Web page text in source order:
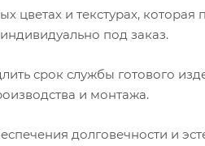
цветах и текстурах,
под заказ.
срок службы готового
и монтажа.
долговечности и